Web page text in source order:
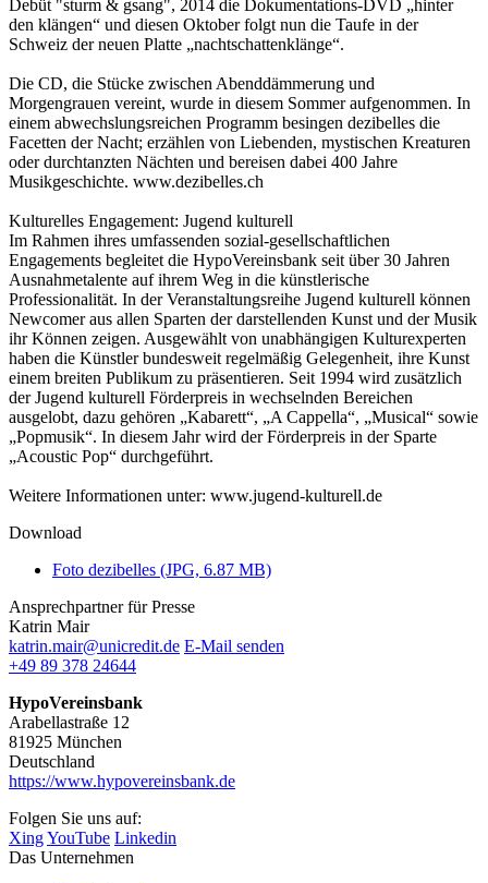
Debüt "sturm & gsang", 2014 die Dokumentations-DVD „hinter
den klängen“ und diesen Oktober folgt nun die Taufe in der
Schweiz der neuen Platte „nachtschattenklänge“.
Die CD, die Stücke zwischen Abenddämmerung und
Morgengrauen vereint, wurde in diesem Sommer aufgenommen. In
einem abwechslungsreichen Programm besingen dezibelles die
Facetten der Nacht; erzählen von Liebenden, mystischen Kreaturen
oder durchtanzten Nächten und bereisen dabei 400 Jahre
Musikgeschichte. www.dezibelles.ch
Kulturelles Engagement: Jugend kulturell
Im Rahmen ihres umfassenden sozial-gesellschaftlichen
Engagements begleitet die HypoVereinsbank seit über 30 Jahren
Ausnahmetalente auf ihrem Weg in die künstlerische
Professionalität. In der Veranstaltungsreihe Jugend kulturell können
Newcomer aus allen Sparten der darstellenden Kunst und der Musik
ihr Können zeigen. Ausgewählt von unabhängigen Kulturexperten
haben die Künstler bundesweit regelmäßig Gelegenheit, ihre Kunst
einem breiten Publikum zu präsentieren. Seit 1994 wird zusätzlich
der Jugend kulturell Förderpreis in wechselnden Bereichen
ausgelobt, dazu gehören „Kabarett“, „A Cappella“, „Musical“ sowie
„Popmusik“. In diesem Jahr wird der Förderpreis in der Sparte
„Acoustic Pop“ durchgeführt.
Weitere Informationen unter: www.jugend-kulturell.de
Download
Foto dezibelles (JPG, 6.87 MB)
Ansprechpartner für Presse
Katrin Mair
katrin.mair@unicredit.de E-Mail senden
+49 89 378 24644
HypoVereinsbank
Arabellastraße 12
81925 München
Deutschland
https://www.hypovereinsbank.de
Folgen Sie uns auf:
XingYouTube Linkedin
Das Unternehmen